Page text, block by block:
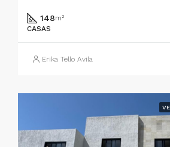
148m²
CASAS
Erika Tello Avila